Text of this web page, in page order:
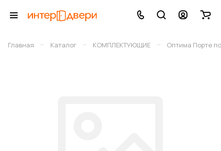
Главная – Каталог – КОМПЛЕКТУЮЩИЕ – Оптима Порте